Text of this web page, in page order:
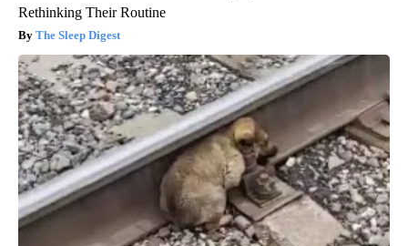
Rethinking Their Routine
The Sleep Digest